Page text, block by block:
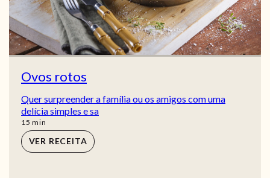
Ovos rotos
Quer surpreender a família ou os amigos com uma
delícia simples e sa
15 min
min
VER RECEITA